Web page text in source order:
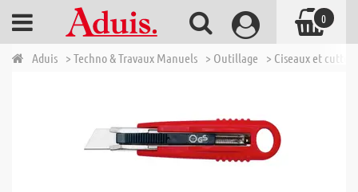
Aduis > Techno & Travaux Manuels > Outillage > Ciseaux et cutter
0